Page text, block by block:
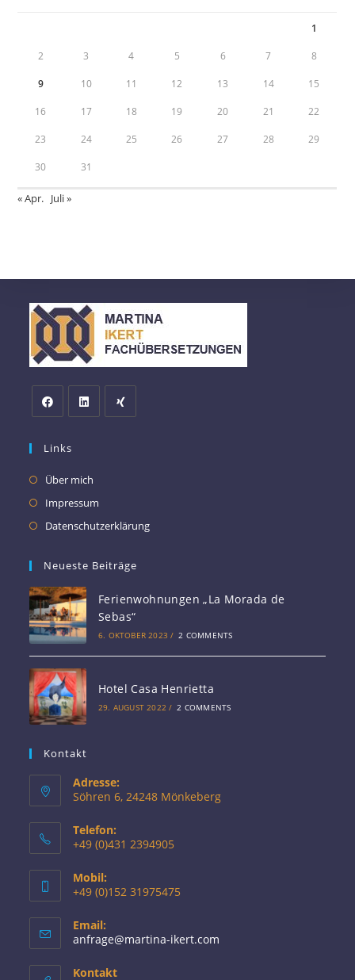
1
2 3 4 5 6 7 8
9 10 11 12 13 14 15
16 17 18 19 20 21 22
23 24 25 26 27 28 29
30 31
« Apr. Juli »
Links
Über mich
Impressum
Datenschutzerklärung
Neueste Beiträge
Ferienwohnungen „La Morada de
Sebas“
6. OKTOBER 2023 / 2 COMMENTS
Hotel Casa Henrietta
29. AUGUST 2022 / 2 COMMENTS
Kontakt
Adresse:
Söhren 6, 24248 Mönkeberg
Telefon:
+49 (0)431 2394905
Mobil:
+49 (0)152 31975475
Email:
anfrage@martina-ikert.com
Kontakt